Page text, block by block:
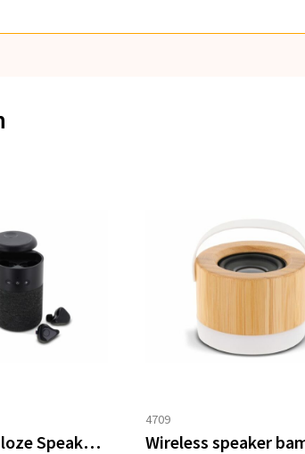
William Draadloze Speaker met TWS oordopjes
4709